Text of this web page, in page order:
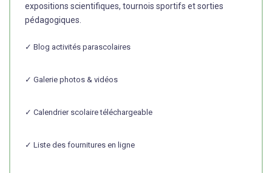
expositions scientifiques, tournois sportifs et sorties
pédagogiques.
✓ Blog activités parascolaires
✓ Galerie photos & vidéos
✓ Calendrier scolaire téléchargeable
✓ Liste des fournitures en ligne